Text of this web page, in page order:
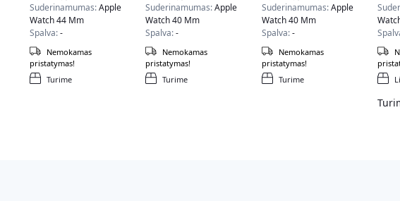
42/44/45 mm (pilka
/ juoda)
Suderinamumas:Apple
Watch 44 Mm
Spalva:-
Turime
Nemokamas
pristatymas!
(juoda)
Suderinamumas:Apple
Watch 40 Mm
Spalva:-
Turime
Nemokamas
pristatymas!
38/40/41mm
(auksinis)
Suderinamumas:Apple
Watch 40 Mm
Spalva:-
Turime
Nemokamas
pristatymas!